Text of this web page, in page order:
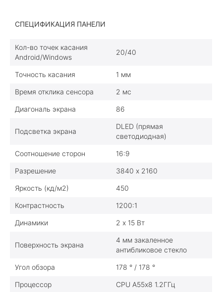
СПЕЦИФИКАЦИЯ ПАНЕЛИ
Кол-во точек касания
Android/Windows
20/40
Точность касания 1 мм
Время отклика сенсора 2 мс
Диагональ экрана 86
Подсветка экрана
DLED (прямая
светодиодная)
Соотношение сторон 16:9
Разрешение 3840 х 2160
Яркость (кд/м2) 450
Контрастность 1200:1
Динамики 2 х 15 Вт
Поверхность экрана
4 мм закаленное
антибликовое стекло
Угол обзора 178 ° / 178 °
Процессор CPU A55х8 1.2ГГц